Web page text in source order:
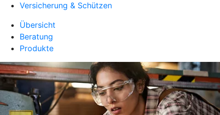
Versicherung & Schützen
Übersicht
Beratung
Produkte